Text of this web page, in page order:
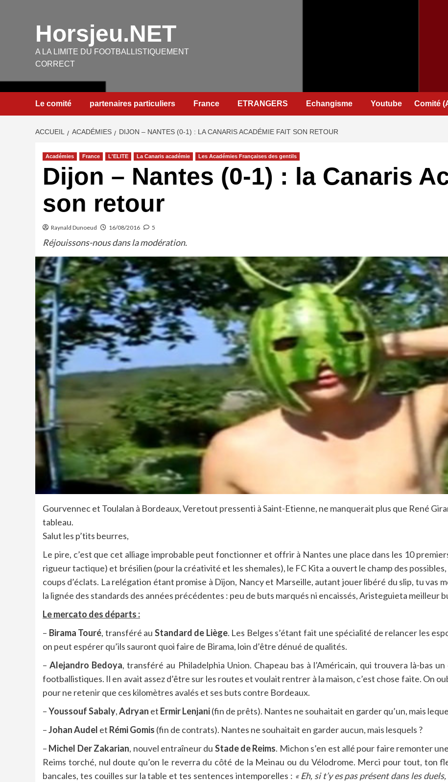
Horsjeu.NET
A LA LIMITE DU FOOTBALLISTIQUEMENT
CORRECT
Le comité partenaires particuliers France ETRANGERS Echangisme Youtube Comité
ACCUEIL ACADÉMIES DIJON – NANTES (0-1) : LA CANARIS ACADÉMIE FAIT SON RETOUR
Académies France L'ELITE La Canaris académie Les Académies Françaises des gentils
Dijon – Nantes (0-1) : la Canaris
son retour
Raynald Dunoeud 16/08/2016 5
Réjouissons-nous dans la modération.
Gourvennec et Toulalan à Bordeaux, Veretout pressenti à Saint-Etienne, ne manquerait plus que René
tableau.
Salut les p’tits beurres,
Le pire, c’est que cet alliage improbable peut fonctionner et offrir à Nantes une place dans les 10
rigueur tactique) et brésilien (pour la créativité et les shemales), le FC Kita a ouvert le champ des
coups d’éclats. La relégation étant promise à Dijon, Nancy et Marseille, autant jouer libéré du slip, tu vas
la lignée des standards des années précédentes : peu de buts marqués ni encaissés, Aristeguieta meilleur
Le mercato des départs :
– Birama Touré, transféré au Standard de Liège. Les Belges s’étant fait une spécialité de relancer les
on peut espérer qu’ils sauront quoi faire de Birama, loin d’être dénué de qualités.
–Alejandro Bedoya, transféré au Philadelphia Union. Chapeau bas à l’Américain, qui trouvera là-bas
footballistiques. Il en avait assez d’être sur les routes et voulait rentrer à la maison, c’est chose faite. On
pour ne retenir que ces kilomètres avalés et ses buts contre Bordeaux.
–Youssouf Sabaly,Adryan et Ermir Lenjani(fin de prêts). Nantes ne souhaitait en garder qu’un, mais
–Johan Audel et Rémi Gomis (fin de contrats). Nantes ne souhaitait en garder aucun, mais lesquels ?
– Michel Der Zakarian, nouvel entraîneur du Stade de Reims. Michon s’en est allé pour faire remonter
Reims torché, nul doute qu’on le reverra du côté de la Meinau ou du Vélodrome. Merci pour tout, ton
bancales, tes couilles sur la table et tes sentences intemporelles : « Eh, si t’y es pas présent dans les